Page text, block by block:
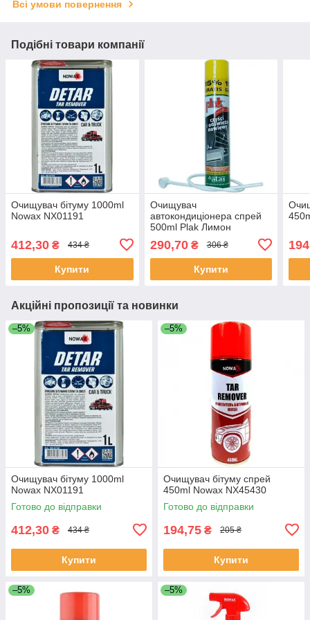
Всі умови повернення
Подібні товари компанії
Очищувач бітуму 1000ml
Nowax NX01191
412,30 ₴ 434 ₴
Купити
Очищувач
автокондиціонера спрей
500ml Plak Лимон
290,70₴ 306 ₴
Купити
Акційні пропозиції та новинки
–5%
Очищувач бітуму 1000ml
Nowax NX01191
Готово до відправки
412,30 ₴ 434 ₴
Купити
–5%
Очищувач бітуму спрей
450ml Nowax NX45430
Готово до відправки
194,75 ₴ 205 ₴
Купити
–5% –5%